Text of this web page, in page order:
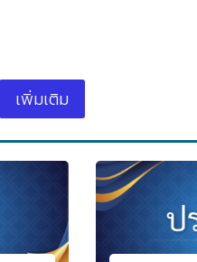
เพิ่มเติม